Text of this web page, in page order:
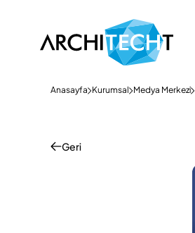
Anasayfa Kurumsal Medya Merkezi
Geri